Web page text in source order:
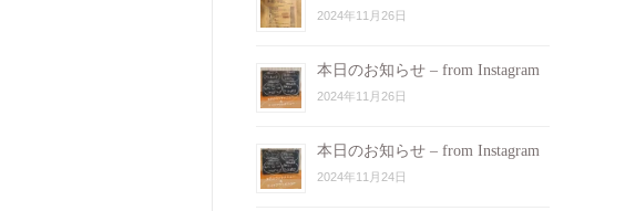
2024年11月26日
本日のお知らせ – from Instagram
2024年11月26日
本日のお知らせ – from Instagram
2024年11月24日